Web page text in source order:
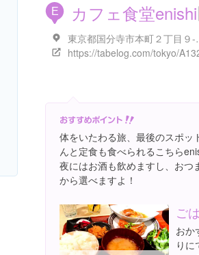
E カフェ食堂enishi
東京都国
体をいたわる旅、最後のスポッ
んと定食も食べられるこちら
夜にはお酒も飲めますし、おつ
から選べますよ！
ご
おか
り